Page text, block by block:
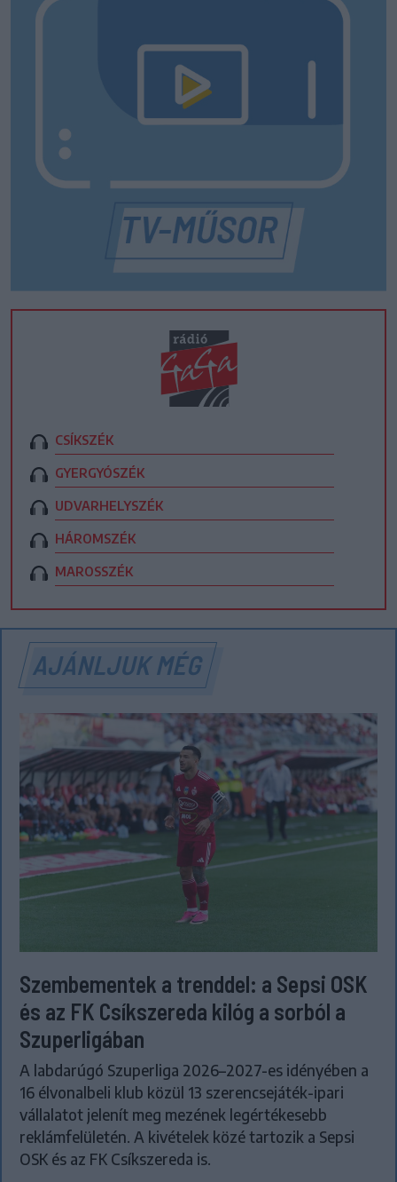
CSÍKSZÉK
GYERGYÓSZÉK
UDVARHELYSZÉK
HÁROMSZÉK
MAROSSZÉK
AJÁNLJUK MÉG
Szembementek a trenddel: a Sepsi OSK
és az FK Csíkszereda kilóg a sorból a
Szuperligában
A labdarúgó Szuperliga 2026–2027-es idényében a
16 élvonalbeli klub közül 13 szerencsejáték-ipari
vállalatot jelenít meg mezének legértékesebb
reklámfelületén. A kivételek közé tartozik a Sepsi
OSK és az FK Csíkszereda is.